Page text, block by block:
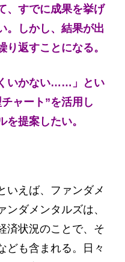
、すでに成果を挙げ
。しかし、結果が出
返すことになる。
いかない……」とい
ャート”を活用し
提案したい。
えば、ファンダメ
ダメンタルズは、
済状況のことで、そ
ども含まれる。日々